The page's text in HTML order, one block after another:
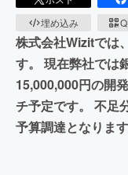
埋め込み
株式会社Wizitでは
す。 現在弊社では
15,000,000円の開
チ予定です。 不足
予算調達となります